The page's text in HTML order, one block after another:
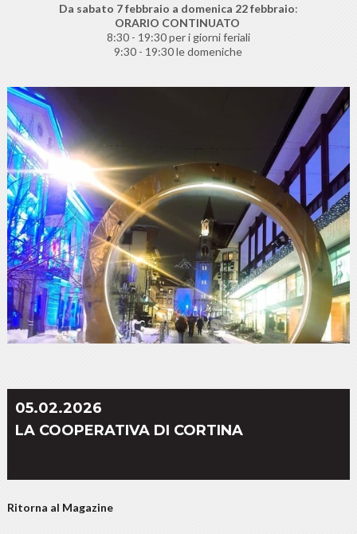
Da sabato 7 febbraio a domenica 22 febbraio:
ORARIO CONTINUATO
8:30 - 19:30 per i giorni feriali
9:30 - 19:30 le domeniche
05.02.2026
LA COOPERATIVA DI CORTINA
Ritorna al Magazine